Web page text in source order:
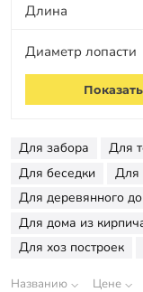
Заказать
Длина
Диаметр лопасти
Для забора Для
Для беседки
Для
Для деревянного
Для дома из
Для хоз построек
Названию Цене